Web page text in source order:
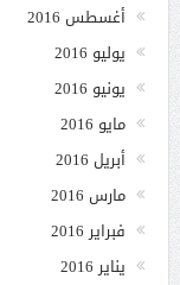
أغسطس 2016
يوليو 2016
يونيو 2016
مايو 2016
أبريل 2016
مارس 2016
فبراير 2016
يناير 2016